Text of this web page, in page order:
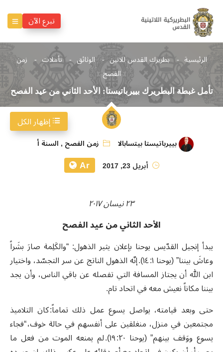
تبرع الآن
الرئيسية بطريرك القدس للاتين الوثائق تأملات
زمن
الفصح
تأمل غبطة البطريرك بييرباتيستا: الأحد الثاني من عيد الفصح
بييرباتيستا بيتسابالا زمن الفصح , السنة أ
أبريل 23, 2017
Ar
٢٣ نيسان ٢٠١٧
الأحد الثاني من عيد الفصح
يبدأ إنجيل القدّيس يوحنا بإعلان يثير الذهول: “والكَلِمة صارَ بشَراً
وعاشَ بيننا” (يوحنا ١: ١٤). إنّه الذهول الناتج عن سر التجسّد، واختيار
ابن الله أن يجتاز المسافة التي تفصله عن باقي الناس، وأن يجد
بيننا مكاناً نعيش معه في اتحاد تام.
حتى وبعد قيامته، يواصل يسوع عمل ذلك تماماً: كان التلاميذ
مجتمعين في منزل، منغلقين على أنفسهم في حالة خوف، “فجاء
يسوع ووَقف بينهم” (يوحنا ٢٠: ١٩). لم يمنعه الموت من فعل ما
إظهار الكل